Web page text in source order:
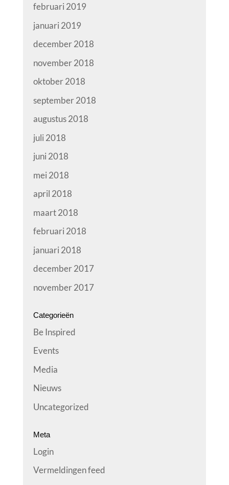
februari 2019
januari 2019
december 2018
november 2018
oktober 2018
september 2018
augustus 2018
juli 2018
juni 2018
mei 2018
april 2018
maart 2018
februari 2018
januari 2018
december 2017
november 2017
Categorieën
Be Inspired
Events
Media
Nieuws
Uncategorized
Meta
Login
Vermeldingen feed